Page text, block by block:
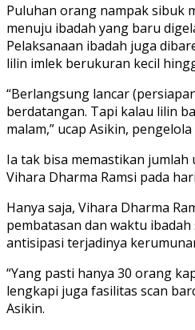
Puluhan orang nampak sibuk
menuju ibadah yang baru
Pelaksanaan ibadah juga
lilin imlek berukuran kecil
“Berlangsung lancar
berdatangan. Tapi kalau lilin
malam,” ucap Asikin,
Ia tak bisa memastikan jumlah
Vihara Dharma Ramsi pada
Hanya saja, Vihara Dharma
pembatasan dan waktu
antisipasi terjadinya
“Yang pasti hanya 30 orang
lengkapi juga fasilitas scan
Asikin.